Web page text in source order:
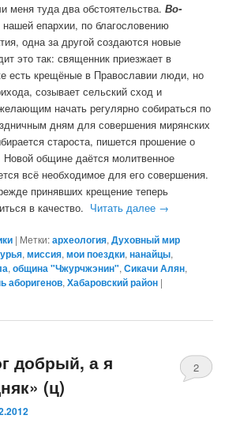
меня туда два обстоятельства.Во-
епархии, по благословению
одна за другой создаются новые
это так: священник приезжает в
есть крещёные в Православии люди, но
созывает сельский сход и
начать регулярно собираться по
дням для совершения мирянских
староста, пишется прошение о
Новой общине даётся молитвенное
всё необходимое для его совершения.
принявших крещение теперь
в качество. Читать далее →
| Метки:археология,Духовный мир
,миссия,мои поездки,нанайцы,
,община "Чжурчжэнин",Сикачи Алян,
аборигенов,Хабаровский район |
добрый, а я
(ц)
2